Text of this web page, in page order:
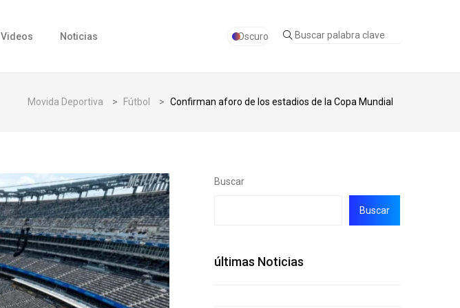
Videos Noticias Oscuro
Movida Deportiva > Fútbol > Confirman aforo de los estadios de la Copa Mundial
Buscar
Buscar
últimas Noticias